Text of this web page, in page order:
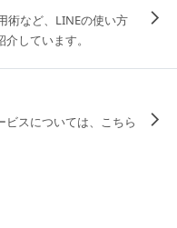
術など、LINEの使い方
しています。
スについては、こちら